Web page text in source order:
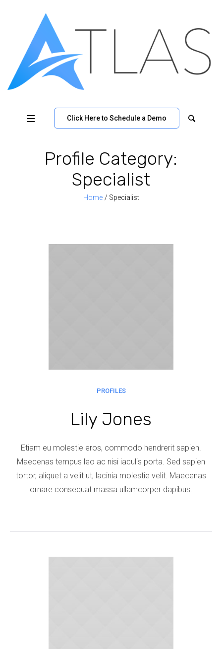
Click Here to Schedule a Demo
Profile Category:
Specialist
Home / Specialist
PROFILES
Lily Jones
Etiam eu molestie eros, commodo hendrerit sapien.
Maecenas tempus leo ac nisi iaculis porta. Sed sapien
tortor, aliquet a velit ut, lacinia molestie velit. Maecenas
ornare consequat massa ullamcorper dapibus.